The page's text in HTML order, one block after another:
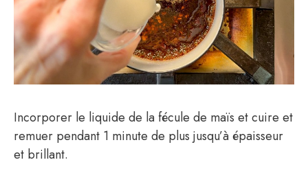
Incorporer le liquide de la fécule de maïs et cuire et
remuer pendant 1 minute de plus jusqu’à épaisseur
et brillant.